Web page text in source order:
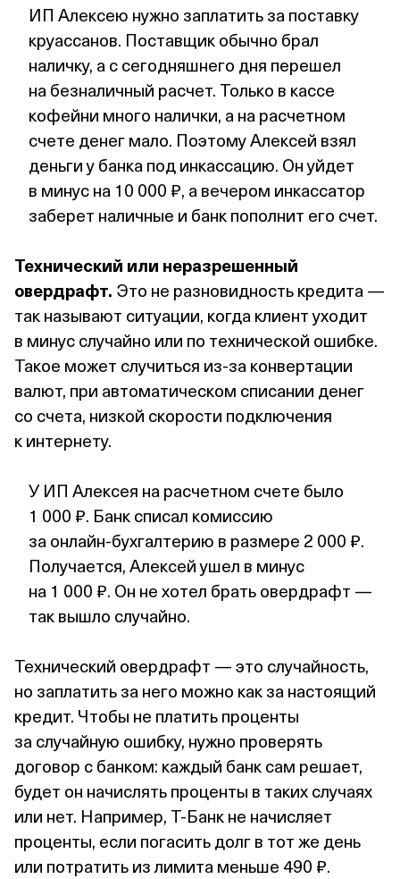
ИП Алексею нужно заплатить за поставку
круассанов. Поставщик обычно брал
наличку, а с сегодняшнего дня перешел
на безналичный расчет. Только в кассе
кофейни много налички, а на расчетном
счете денег мало. Поэтому Алексей взял
деньги у банка под инкассацию. Он уйдет
в минус на 10 000 ₽, а вечером инкассатор
заберет наличные и банк пополнит его счет.
Технический или неразрешенный
овердрафт. Это не разновидность кредита —
так называют ситуации, когда клиент уходит
в минус случайно или по технической ошибке.
Такое может случиться из‑за конвертации
валют, при автоматическом списании денег
со счета, низкой скорости подключения
к интернету.
У ИП Алексея на расчетном счете было
1 000 ₽. Банк списал комиссию
за онлайн‑бухгалтерию в размере 2 000 ₽.
Получается, Алексей ушел в минус
на 1 000 ₽. Он не хотел брать овердрафт —
так вышло случайно.
Технический овердрафт — это случайность,
но заплатить за него можно как за настоящий
кредит. Чтобы не платить проценты
за случайную ошибку, нужно проверять
договор с банком: каждый банк сам решает,
будет он начислять проценты в таких случаях
или нет. Например, Т⁠-⁠Банк не начисляет
проценты, если погасить долг в тот же день
или потратить из лимита меньше 490 ₽.